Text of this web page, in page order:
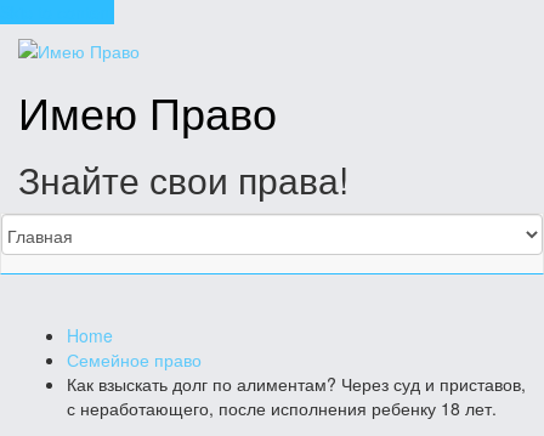
Имею Право
Знайте свои права!
Home
Семейное право
Как взыскать долг по алиментам? Через суд и приставов,
с неработающего, после исполнения ребенку 18 лет.